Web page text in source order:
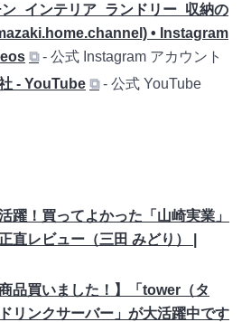
_インテリア_ランドリー_収納の
• Instagram
⧉- 公式 Instagram アカウント
- YouTube ⧉- 公式 YouTube
躍！買ってよかった「山崎実業」
直レビュー（三田 みどり） |
品買いました！】「tower（タ
リンクサーバー」が大活躍中です